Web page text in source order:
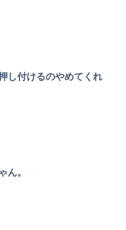
し付けるのやめてくれ
ん。